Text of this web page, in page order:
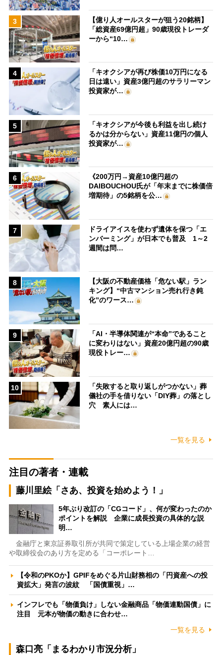
3
【億り人オールスターが狙う20銘柄】
「総資産69億円超」90歳現役トレーダ
ーから“10…
4
「キオクシアが再び株価10万円になる
日は遠い」資産3億円超のサラリーマン
投資家が…
5
「キオクシアが今後も利益を出し続け
るかは分からない」資産11億円の個人
投資家が…
6
《200万円→資産10億円超の
DAIBOUCHOU氏が「年末までに株価倍
増期待」の5銘柄を公…
7
ドライアイスを使わず遺体を保つ「エ
ンバーミング」が日本でも普及 1～2
週間は問…
8
【大阪の不動産価格「危ない駅」ラン
キング】“中古マンション売れ行き鈍
化”のワース…
9
「AI・半導体関連が“本命”であること
に変わりはない」資産20億円超の90歳
現役トレー…
10
「失敗すると取り返しがつかない」葬
儀社の手を借りない「DIY葬」の落とし
穴 素人には…
一覧を見る
注目の著者・連載
藤川里絵「さあ、投資を始めよう！」
5年ぶり改訂の「CGコード」、何が変わったのか
ポイントを解説 企業に成長投資の具体的な説
明…
金融庁と東京証券取引所が共同で策定している上場企業の経営
や取締役会のあり方を定める「コーポレート…
【令和のPKOか】GPIFをめぐる片山財務相の「円資産への投
資拡大」発言の波紋 「国債重視」…
インフレでも「物価負け」しない金融商品「物価連動国債」に
注目 元本が物価の動きに合わせ…
一覧を見る
森口亮「まるわかり市況分析」